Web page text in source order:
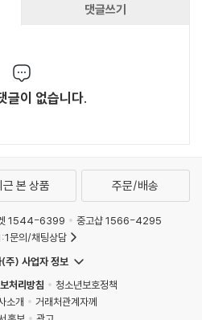
댓글쓰기
글이 없습니다.
근 본 상품 주문/배송
1544-6399
중고샵 1566-4295
문의/채팅상담
주) 사업자 정보
처리방침
청소년보호정책
소개
거래처관계자께